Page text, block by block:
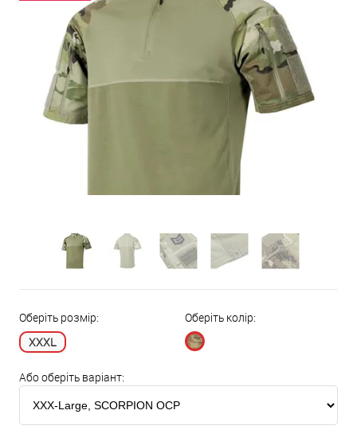
Оберіть розмір:
XXXL
Оберіть колір:
Або оберіть варіант: